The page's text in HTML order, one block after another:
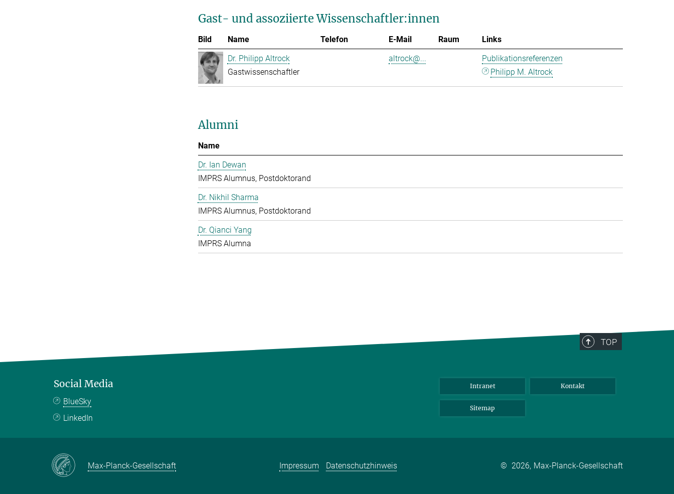
Gast- und assoziierte Wissenschaftler:innen
Bild Name Telefon E-Mail Raum
Links
Dr. Philipp Altrock
Gastwissenschaftler
altrock@...
Publikationsreferenzen
Philipp M. Altrock
Alumni
Name
Dr. Ian Dewan
IMPRS Alumnus, Postdoktorand
Dr. Nikhil Sharma
IMPRS Alumnus, Postdoktorand
Dr. Qianci Yang
IMPRS Alumna
TOP
Social Media
BlueSky
LinkedIn
Intranet Kontakt
Sitemap
Max-Planck-Gesellschaft Impressum Datenschutzhinweis © 2026, Max-Planck-Gesellschaft